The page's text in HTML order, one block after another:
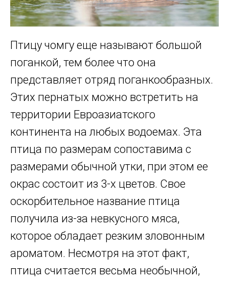
Птицу чомгу еще называют большой
поганкой, тем более что она
представляет отряд поганкообразных.
Этих пернатых можно встретить на
территории Евроазиатского
континента на любых водоемах. Эта
птица по размерам сопоставима с
размерами обычной утки, при этом ее
окрас состоит из 3-х цветов. Свое
оскорбительное название птица
получила из-за невкусного мяса,
которое обладает резким зловонным
ароматом. Несмотря на этот факт,
птица считается весьма необычной,